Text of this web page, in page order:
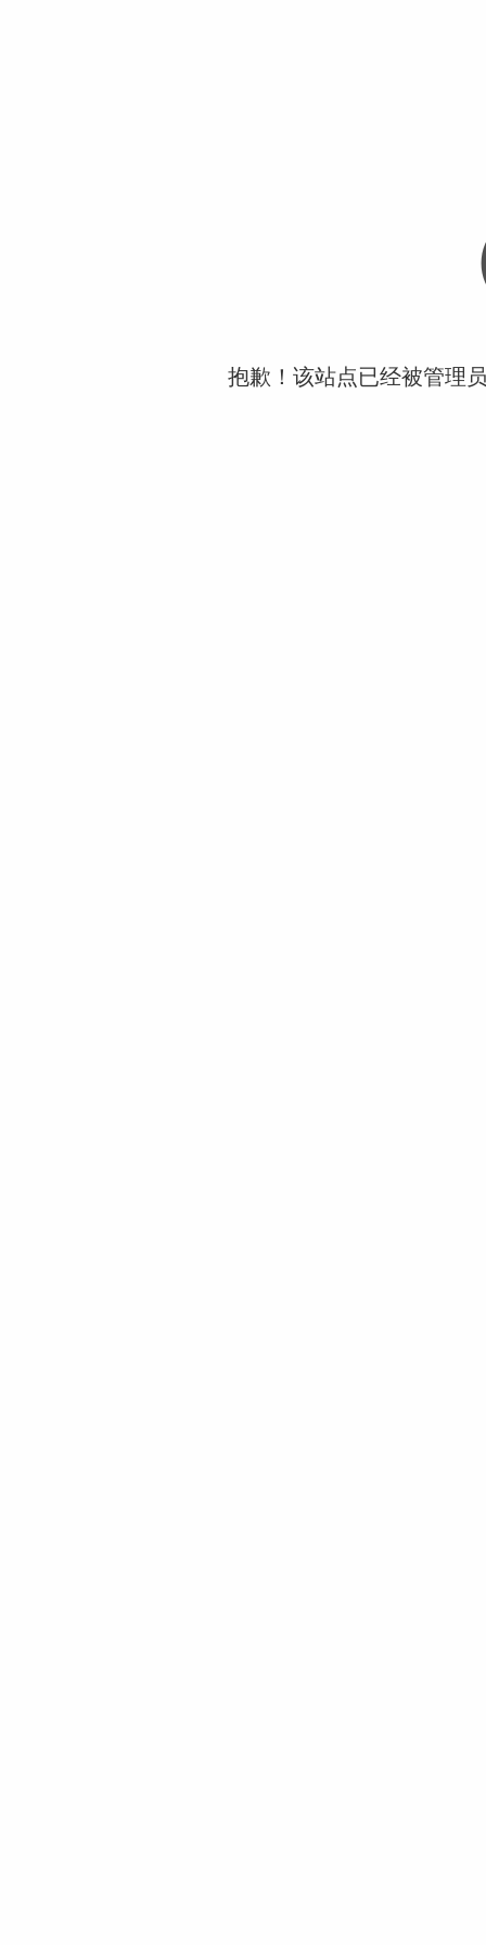
抱歉！该站点已经被管理